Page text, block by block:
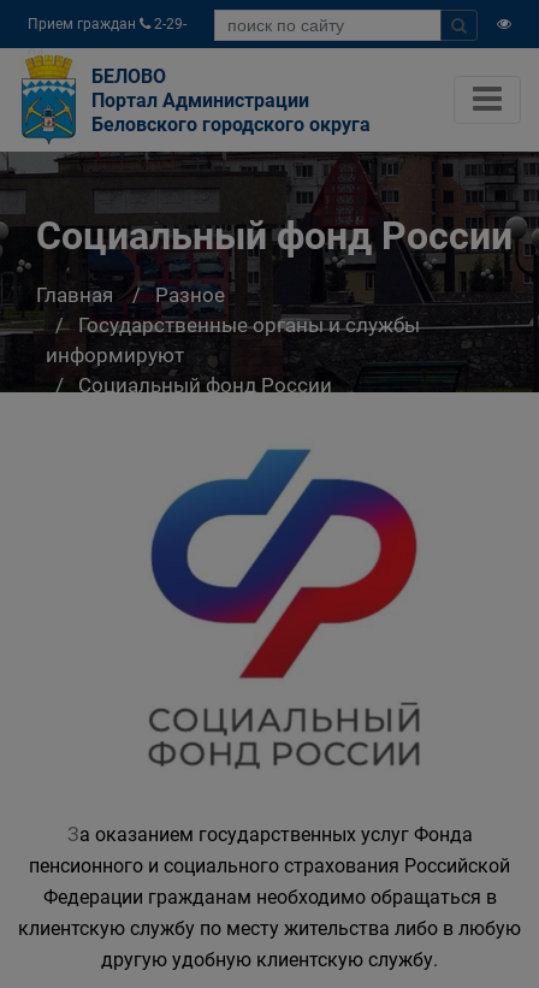
Прием граждан
2-29-
04
БЕЛОВО
Портал Администрации
Беловского городского округа
Социальный фонд России
Главная
Разное
Государственные органы и службы
информируют
Социальный фонд России
За оказанием государственных услуг Фонда
пенсионного и социального страхования Российской
Федерации гражданам необходимо обращаться в
клиентскую службу по месту жительства либо в любую
другую удобную клиентскую службу.